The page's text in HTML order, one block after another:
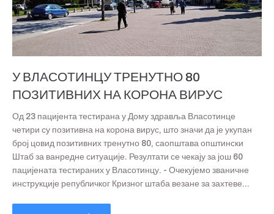
У ВЛАСОТИНЦУ ТРЕНУТНО 80
ПОЗИТИВНИХ НА КОРОНА ВИРУС
Од 23 пацијента тестирана у Дому здравља Власотинце
четири су позитивна на корона вирус, што значи да је укупан
број цовид позитивних тренутно 80, саопштава општински
Штаб за ванредне ситуације. Резултати се чекају за још 60
пацијената тестираних у Власотинцу. - Очекујемо званичне
инструкције републичког Кризног штаба везане за захтеве...